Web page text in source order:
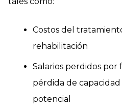
Costos del
rehabilitación
Salarios perdidos por
pérdida de capacidad
potencial